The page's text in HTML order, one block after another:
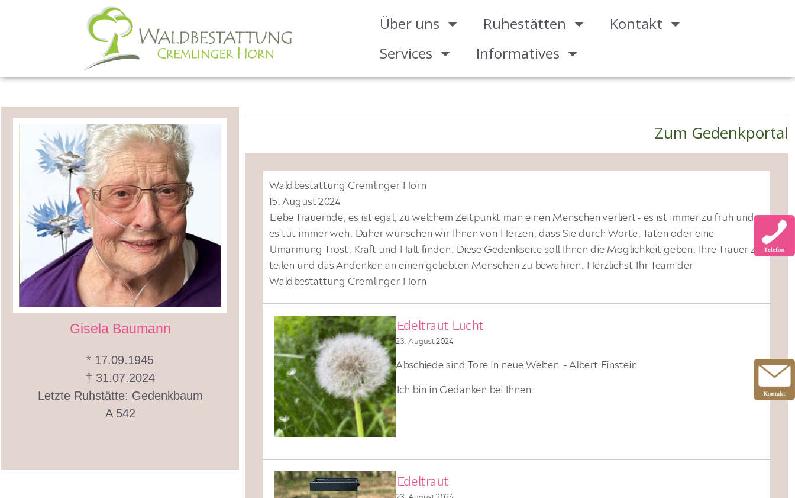
Über uns Ruhestätten
Kontakt
Services
Informatives
Gisela Baumann
* 17.09.1945
† 31.07.2024
Letzte Ruhstätte: Gedenkbaum
A 542
Zum Gedenkportal
Waldbestattung Cremlinger Horn
15. August 2024
Liebe Trauernde, es ist egal, zu welchem Zeitpunkt man einen Menschen verliert - es ist immer zu früh und
es tut immer weh. Daher wünschen wir Ihnen von Herzen, dass Sie durch Worte, Taten oder eine
Umarmung Trost, Kraft und Halt finden. Diese Gedenkseite soll Ihnen die Möglichkeit geben, Ihre Trauer zu
teilen und das Andenken an einen geliebten Menschen zu bewahren. Herzlichst Ihr Team der
Waldbestattung Cremlinger Horn
Edeltraut Lucht
23. August 2024
Abschiede sind Tore in neue Welten. - Albert Einstein
Ich bin in Gedanken bei Ihnen.
Edeltraut